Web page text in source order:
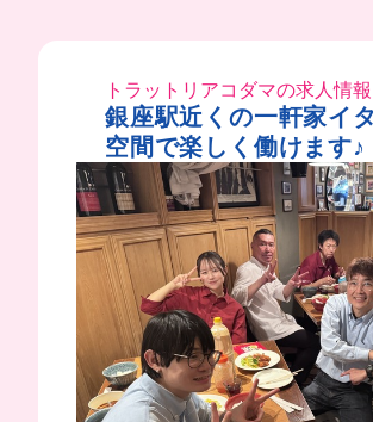
トラットリアコダマの求人情報
銀座駅近くの一軒家イ
空間で楽しく働けます♪